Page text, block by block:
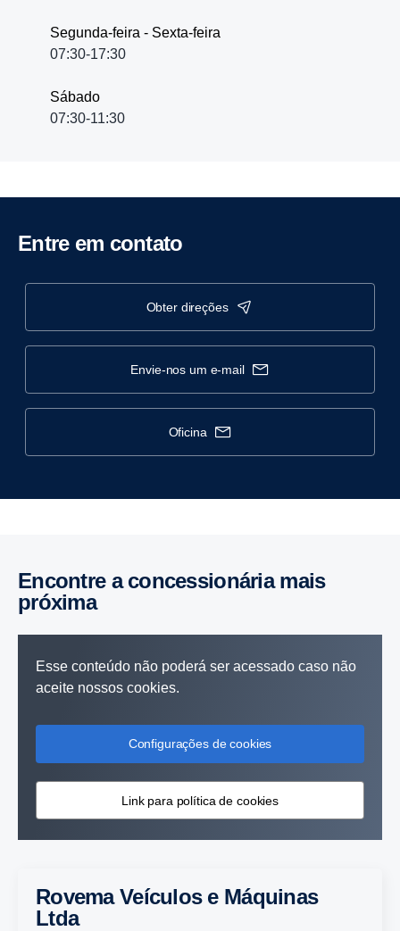
Segunda-feira - Sexta-feira
07:30-17:30
Sábado
07:30-11:30
Entre em contato
obter direções
envie-nos um e-mail
oficina
Encontre a concessionária mais
próxima
Esse conteúdo não poderá ser acessado caso não
aceite nossos cookies.
Configurações de cookies
Link para política de cookies
Rovema Veículos e Máquinas
Ltda